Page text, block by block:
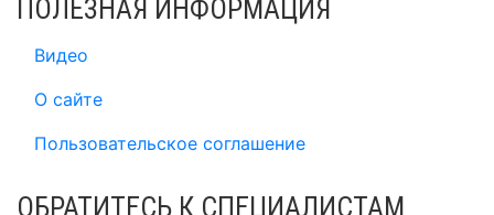
ПОЛЕЗНАЯ ИНФОРМАЦИЯ
Видео
О сайте
Пользовательское соглашение
ОБРАТИТЕСЬ К СПЕЦИАЛИСТАМ